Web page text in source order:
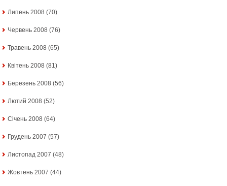
Липень 2008 (70)
Червень 2008 (76)
Травень 2008 (65)
Квітень 2008 (81)
Березень 2008 (56)
Лютий 2008 (52)
Січень 2008 (64)
Грудень 2007 (57)
Листопад 2007 (48)
Жовтень 2007 (44)